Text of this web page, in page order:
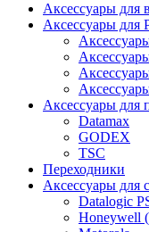
Аксессуары для
Аксессуары для
Аксессуары для
Datamax
GODEX
TSC
Переходники
Аксессуары для
Datalogic
Honeywell